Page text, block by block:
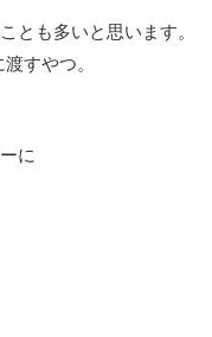
とも多いと思います。
すやつ。
に